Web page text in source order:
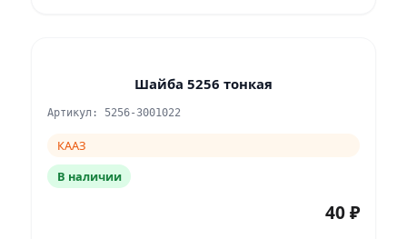
Шайба 5256 тонкая
Артикул: 5256-3001022
КААЗ
В наличии
40 ₽